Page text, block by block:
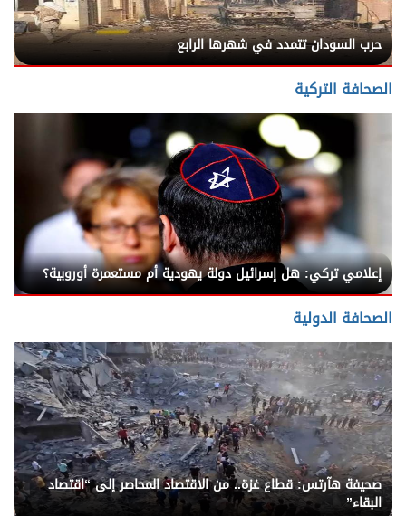
حرب السودان تتمدد في شهرها الرابع
الصحافة التركية
إعلامي تركي: هل إسرائيل دولة يهودية أم مستعمرة أوروبية؟
الصحافة الدولية
صحيفة هآرتس: قطاع غزة.. من الاقتصاد المحاصر إلى “اقتصاد
البقاء”